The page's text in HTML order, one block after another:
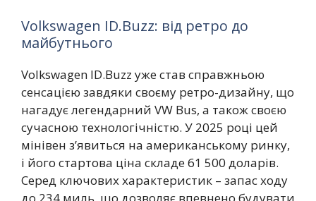
Volkswagen ID.Buzz: від ретро до
майбутнього
Volkswagen ID.Buzz уже став справжньою
сенсацією завдяки своєму ретро-дизайну, що
нагадує легендарний VW Bus, а також своєю
сучасною технологічністю. У 2025 році цей
мінівен з’явиться на американському ринку,
і його стартова ціна складе 61 500 доларів.
Серед ключових характеристик – запас ходу